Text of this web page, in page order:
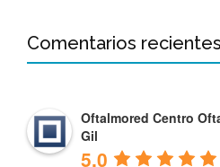
Comentarios recientes
Oftalmored Centro
Gil
5.0